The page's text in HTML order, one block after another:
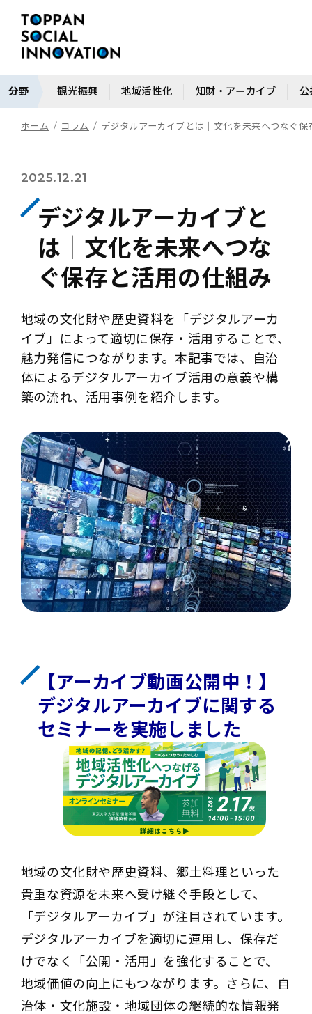
分野 観光振興 地域活性化 知財・アーカイブ
ホーム コラム デジタルアーカイブとは｜文化を未来へつなぐ
2025.12.21
デジタルアーカイブと
は｜文化を未来へつな
ぐ保存と活用の仕組み
地域の文化財や歴史資料を「デジタルアーカ
イブ」によって適切に保存・活用することで、
魅力発信につながります。本記事では、自治
体によるデジタルアーカイブ活用の意義や構
築の流れ、活用事例を紹介します。
【アーカイブ動画公開中！】
デジタルアーカイブに関する
セミナーを実施しました
地域の文化財や歴史資料、郷土料理といった
貴重な資源を未来へ受け継ぐ手段として、
「デジタルアーカイブ」が注目されています。
デジタルアーカイブを適切に運用し、保存だ
けでなく「公開・活用」を強化することで、
地域価値の向上にもつながります。さらに、自
治体・文化施設・地域団体の継続的な情報発